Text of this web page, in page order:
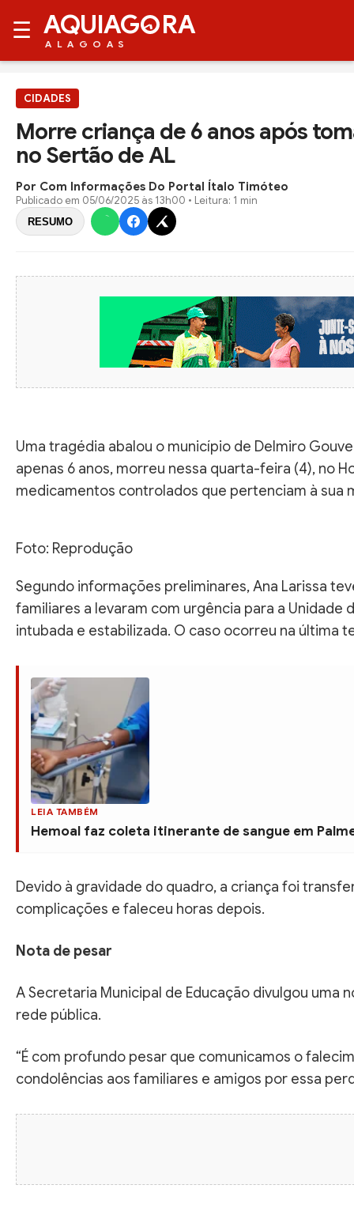
☰ AQUIAG RA
ALAGOAS
CIDADES
Morre criança de 6 anos após
no Sertão de AL
Por Com Informações Do Portal Ítalo Timóteo
Publicado em 05/06/2025 às 13h00 • Leitura: 1 min
RESUMO
Uma tragédia abalou o município de Delmiro
apenas 6 anos, morreu nessa quarta-feira (4), no
medicamentos controlados que pertenciam à sua
Foto: Reprodução
Segundo informações preliminares, Ana Larissa
familiares a levaram com urgência para a Unidade
intubada e estabilizada. O caso ocorreu na última
LEIA TAMBÉM
Hemoal faz coleta itinerante de sangue em
Devido à gravidade do quadro, a criança foi
complicações e faleceu horas depois.
Nota de pesar
A Secretaria Municipal de Educação divulgou
rede pública.
“É com profundo pesar que comunicamos o
condolências aos familiares e amigos por essa